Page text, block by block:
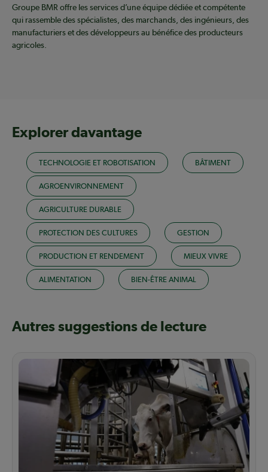
Groupe BMR offre les services d’une équipe dédiée et compétente
qui rassemble des spécialistes, des marchands, des ingénieurs, des
manufacturiers et des développeurs au bénéfice des producteurs
agricoles.
Explorer davantage
TECHNOLOGIE ET ROBOTISATION BÂTIMENT
AGROENVIRONNEMENT
AGRICULTURE DURABLE
PROTECTION DES CULTURES GESTION
PRODUCTION ET RENDEMENT MIEUX VIVRE
ALIMENTATION BIEN-ÊTRE ANIMAL
Autres suggestions de lecture